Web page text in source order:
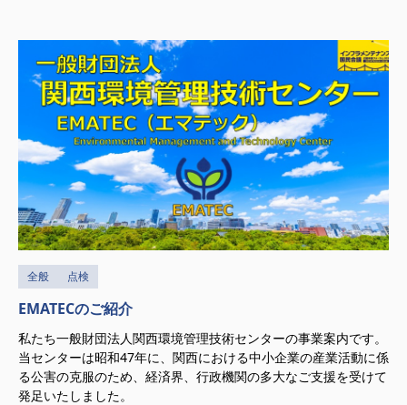
全般 点検
EMATECのご紹介
私たち一般財団法人関西環境管理技術センターの事業案内です。
当センターは昭和47年に、関西における中小企業の産業活動に係
る公害の克服のため、経済界、行政機関の多大なご支援を受けて
発足いたしました。